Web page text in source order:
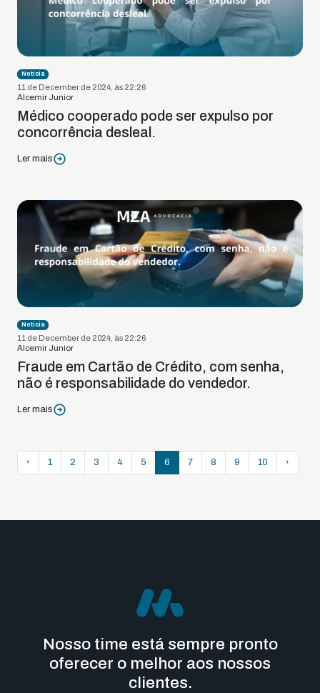
Notícia
11 de December de 2024, às 22:26
Alcemir Junior
Médico cooperado pode ser expulso por
concorrência desleal.
Ler mais
Notícia
11 de December de 2024, às 22:26
Alcemir Junior
Fraude em Cartão de Crédito, com senha,
não é responsabilidade do vendedor.
Ler mais
‹ 1 2 3 4 5 6 7 8 9 10 ›
Nosso time está sempre pronto
oferecer o melhor aos nossos
clientes.